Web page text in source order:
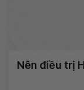
Nên điều trị